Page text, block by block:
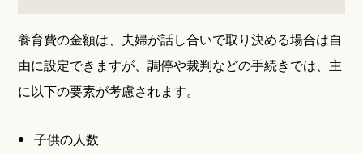
養育費の金額は、夫婦が話し合いで取り決める場合は自
由に設定できますが、調停や裁判などの手続きでは、主
に以下の要素が考慮されます。
子供の人数